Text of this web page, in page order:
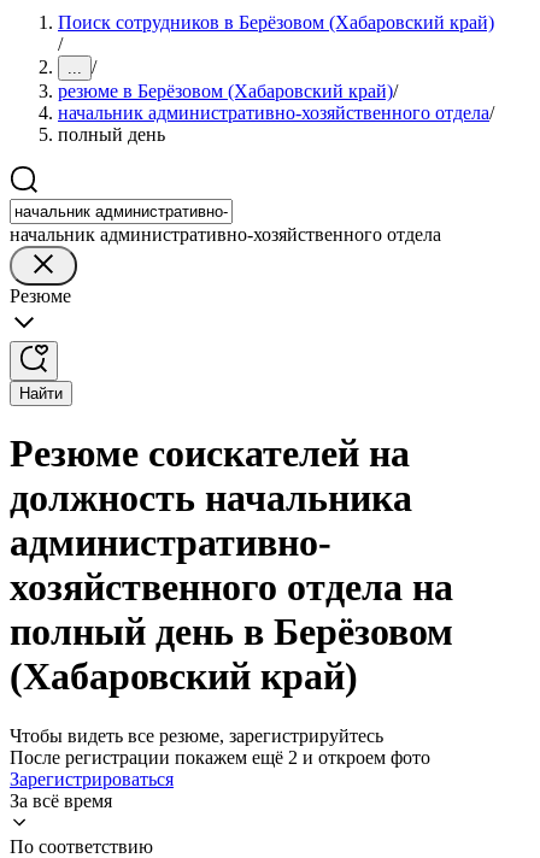
Поиск сотрудников в Берёзовом (Хабаровский край)
/
... /
резюме в Берёзовом (Хабаровский край)/
начальник административно-хозяйственного отдела/
полный день
начальник административно-хозяйственного отдела
Резюме
Найти
Резюме соискателей на
должность начальника
административно-
хозяйственного отдела на
полный день в Берёзовом
(Хабаровский край)
Чтобы видеть все резюме, зарегистрируйтесь
После регистрации покажем ещё 2 и откроем фото
Зарегистрироваться
За всё время
По соответствию